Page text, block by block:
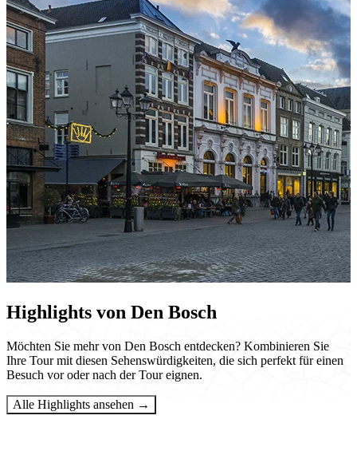
Highlights von Den Bosch
Möchten Sie mehr von Den Bosch entdecken? Kombinieren Sie
Ihre Tour mit diesen Sehenswürdigkeiten, die sich perfekt für einen
Besuch vor oder nach der Tour eignen.
Alle Highlights ansehen →